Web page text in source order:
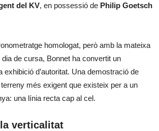
del KV, en possessió de Philip Goetsch
homologat, però amb la mateixa
de cursa, Bonnet ha convertit un
exhibició d’autoritat. Una demostració de
més exigent que existeix per a un
una línia recta cap al cel.
verticalitat